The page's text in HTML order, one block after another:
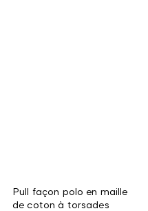
Pull façon polo en maille
de coton à torsades